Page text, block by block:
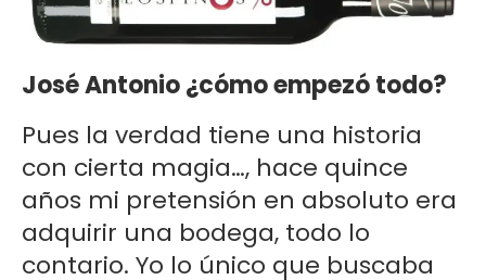
José Antonio ¿cómo empezó todo?
Pues la verdad tiene una historia
con cierta magia…, hace quince
años mi pretensión en absoluto era
adquirir una bodega, todo lo
contario. Yo lo único que buscaba